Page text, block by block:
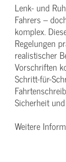
Lenk- und
Fahrers –
komplex.
Regelungen
realistischer
Vorschriften
Schritt-für-
Sicherheit
Weitere